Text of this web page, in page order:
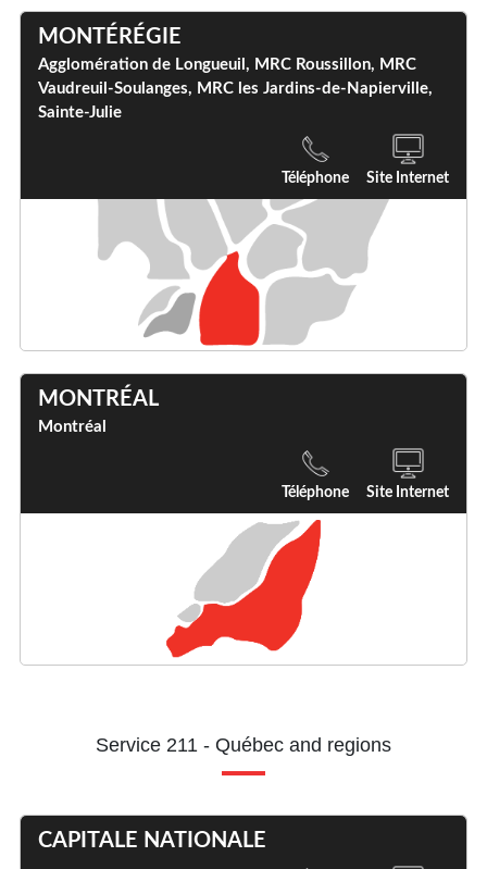
MONTÉRÉGIE
Agglomération de Longueuil, MRC Roussillon, MRC
Vaudreuil-Soulanges, MRC les Jardins-de-Napierville,
Sainte-Julie
Téléphone Site Internet
MONTRÉAL
Montréal
Téléphone Site Internet
Service 211 - Québec and regions
CAPITALE NATIONALE